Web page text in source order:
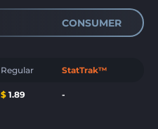
CONSUMER
Regular StatTrak™
$ 1.89 -